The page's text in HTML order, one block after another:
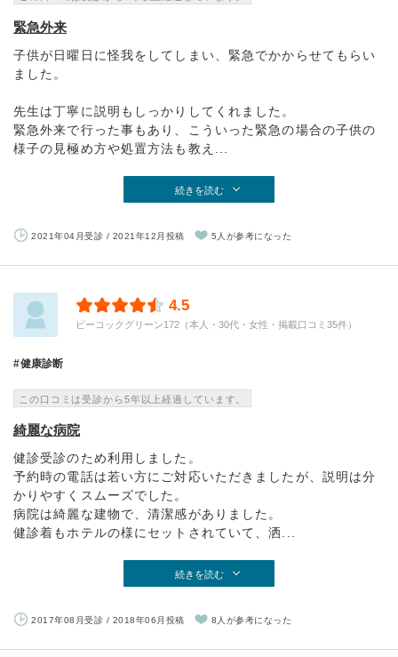
緊急外来
子供が日曜日に怪我をしてしまい、緊急でかからせてもらい
ました。
先生は丁寧に説明もしっかりしてくれました。
緊急外来で行った事もあり、こういった緊急の場合の子供の
様子の見極め方や処置方法も教え...
続きを読む
2021年04月受診 / 2021年12月投稿 5人が参考になった
4.5
ピーコックグリーン172（本人・30代・女性・掲載口コミ35件）
健康診断
この口コミは受診から5年以上経過しています。
綺麗な病院
健診受診のため利用しました。
予約時の電話は若い方にご対応いただきましたが、説明は分
かりやすくスムーズでした。
病院は綺麗な建物で、清潔感がありました。
健診着もホテルの様にセットされていて、洒...
続きを読む
2017年08月受診 / 2018年06月投稿 8人が参考になった